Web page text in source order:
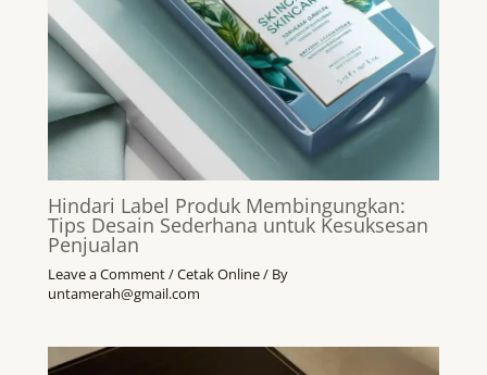
Hindari Label Produk Membingungkan:
Tips Desain Sederhana untuk Kesuksesan
Penjualan
Leave a Comment/Cetak Online/ By
untamerah@gmail.com